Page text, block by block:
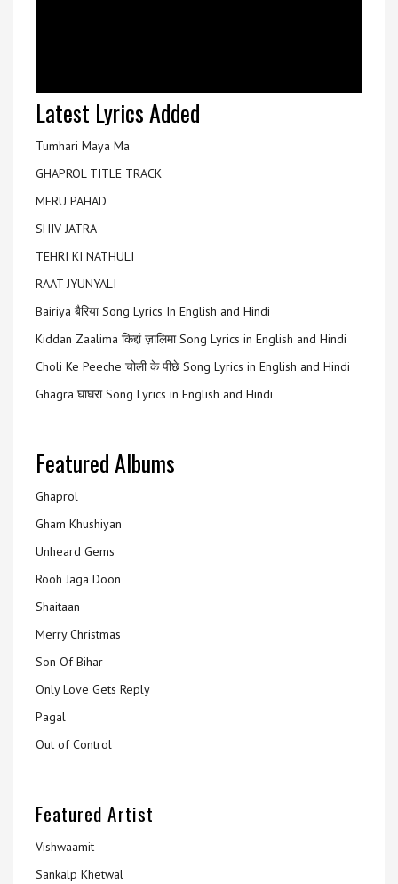
Latest Lyrics Added
Tumhari Maya Ma
GHAPROL TITLE TRACK
MERU PAHAD
SHIV JATRA
TEHRI KI NATHULI
RAAT JYUNYALI
Bairiya बैरिया Song Lyrics In English and Hindi
Kiddan Zaalima किद्दां ज़ालिमा Song Lyrics in English and Hindi
Choli Ke Peeche चोली के पीछे Song Lyrics in English and Hindi
Ghagra घाघरा Song Lyrics in English and Hindi
Featured Albums
Ghaprol
Gham Khushiyan
Unheard Gems
Rooh Jaga Doon
Shaitaan
Merry Christmas
Son Of Bihar
Only Love Gets Reply
Pagal
Out of Control
Featured Artist
Vishwaamit
Sankalp Khetwal